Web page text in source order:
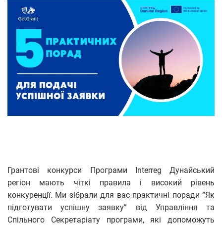
Грантові конкурси Програми Interreg Дунайський
регіон мають чіткі правила і високий рівень
конкуренції. Ми зібрали для вас практичні поради “Як
підготувати успішну заявку” від Управління та
Спільного Секретаріату програми, які допоможуть